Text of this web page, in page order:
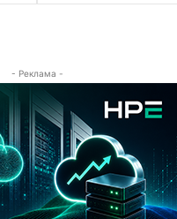
- Реклама -